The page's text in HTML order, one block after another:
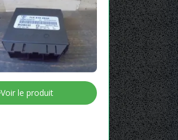
Voir le produit